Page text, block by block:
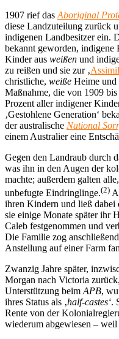
1907 rief das Aboriginal
diese Landzuteilung zurück
indigenen Landbesitzer ein.
bekannt geworden, indigene
Kinder aus weißen und
zu reißen und sie zur ‚
christliche, weiße Heime und
Maßnahme, die von 1909
Prozent aller indigener
‚Gestohlene Generation‘
der australische National
einem Australier eine
Gegen den Landraub durch
was ihn in den Augen der
machte; außerdem galten
unbefugte Eindringlinge.(2)
ihren Kindern und ließ dabei
sie einige Monate später ihr
Caleb festgenommen und
Die Familie zog
Anstellung auf einer Farm
Zwanzig Jahre später,
Morgan nach Victoria
Unterstützung beim APB,
ihres Status als ‚half-castes‘.
Rente von der
wiederum abgewiesen –